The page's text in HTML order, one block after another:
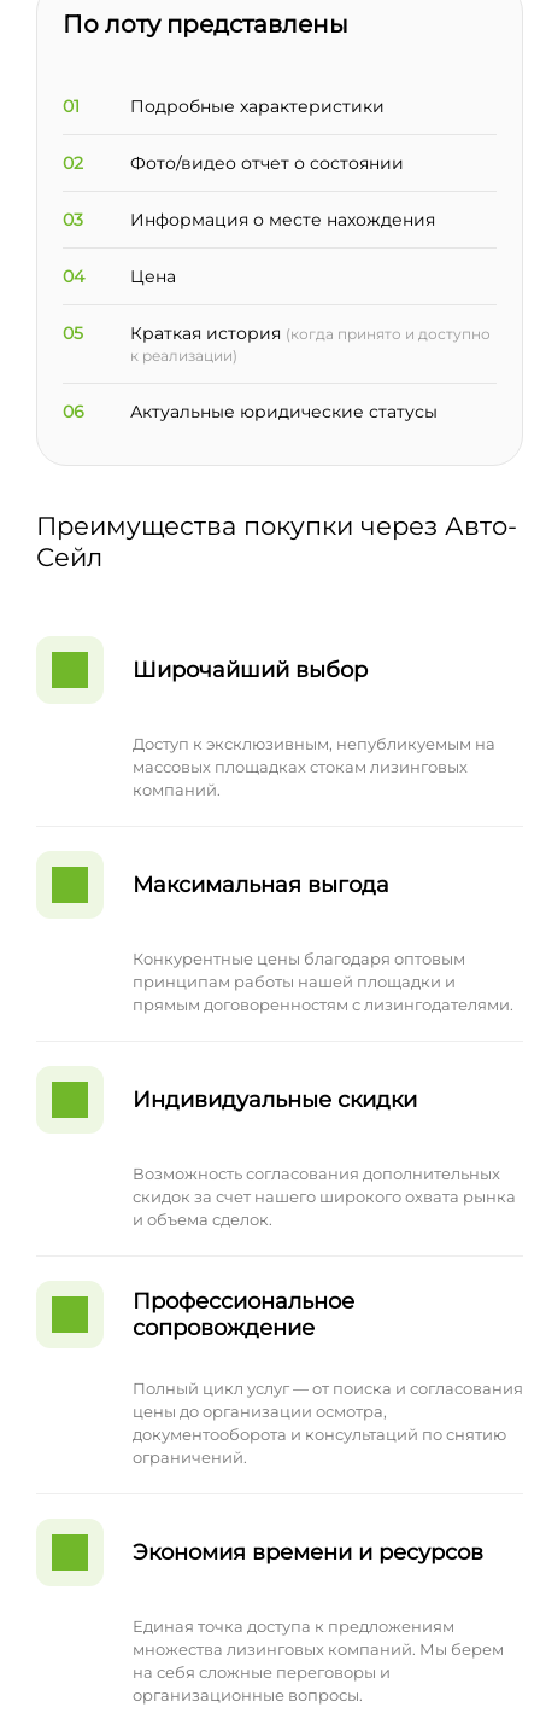
По лоту представлены
01 Подробные характеристики
02 Фото/видео отчет о состоянии
03 Информация о месте нахождения
04 Цена
05 Краткая история (когда принято и доступно
к реализации)
06 Актуальные юридические статусы
Преимущества покупки через Авто-
Сейл
Широчайший выбор
Доступ к эксклюзивным, непубликуемым на
массовых площадках стокам лизинговых
компаний.
Максимальная выгода
Конкурентные цены благодаря оптовым
принципам работы нашей площадки и
прямым договоренностям с лизингодателями.
Индивидуальные скидки
Возможность согласования дополнительных
скидок за счет нашего широкого охвата рынка
и объема сделок.
Профессиональное
сопровождение
Полный цикл услуг — от поиска и согласования
цены до организации осмотра,
документооборота и консультаций по снятию
ограничений.
Экономия времени и ресурсов
Единая точка доступа к предложениям
множества лизинговых компаний. Мы берем
на себя сложные переговоры и
организационные вопросы.